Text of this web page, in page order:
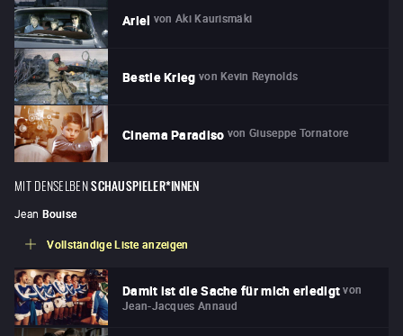
Ariel von Aki Kaurismäki
Bestie Krieg von Kevin Reynolds
Cinema Paradiso von Giuseppe Tornatore
MIT DENSELBENSCHAUSPIELER*INNEN
Jean Bouise
Vollständige Liste anzeigen
Damit ist die Sache für mich erledigt von
Jean-Jacques Annaud